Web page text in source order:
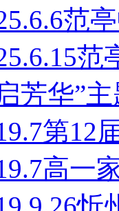
范
芳华”
第12
高一